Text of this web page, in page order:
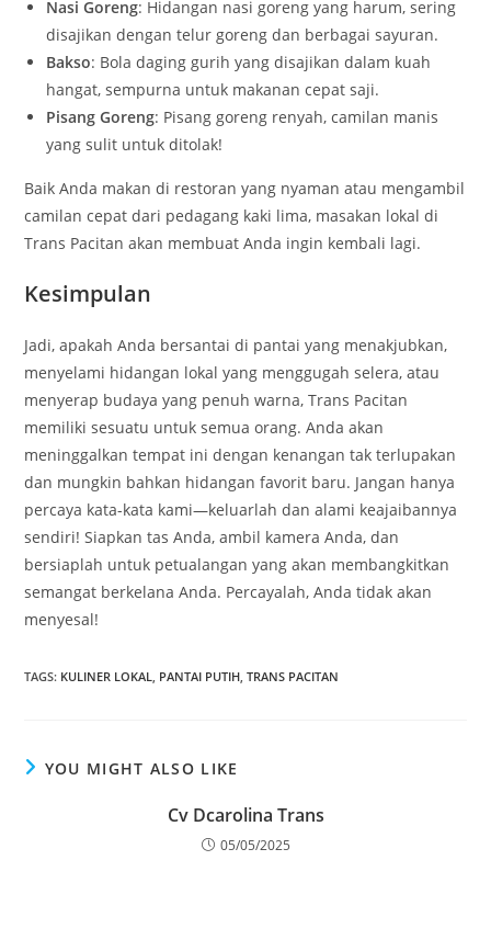
Nasi Goreng: Hidangan nasi goreng yang harum, sering
disajikan dengan telur goreng dan berbagai sayuran.
Bakso: Bola daging gurih yang disajikan dalam kuah
hangat, sempurna untuk makanan cepat saji.
Pisang Goreng: Pisang goreng renyah, camilan manis
yang sulit untuk ditolak!
Baik Anda makan di restoran yang nyaman atau mengambil
camilan cepat dari pedagang kaki lima, masakan lokal di
Trans Pacitan akan membuat Anda ingin kembali lagi.
Kesimpulan
Jadi, apakah Anda bersantai di pantai yang menakjubkan,
menyelami hidangan lokal yang menggugah selera, atau
menyerap budaya yang penuh warna, Trans Pacitan
memiliki sesuatu untuk semua orang. Anda akan
meninggalkan tempat ini dengan kenangan tak terlupakan
dan mungkin bahkan hidangan favorit baru. Jangan hanya
percaya kata-kata kami—keluarlah dan alami keajaibannya
sendiri! Siapkan tas Anda, ambil kamera Anda, dan
bersiaplah untuk petualangan yang akan membangkitkan
semangat berkelana Anda. Percayalah, Anda tidak akan
menyesal!
TAGS: KULINER LOKAL, PANTAI PUTIH, TRANS PACITAN
YOU MIGHT ALSO LIKE
Cv Dcarolina Trans
05/05/2025